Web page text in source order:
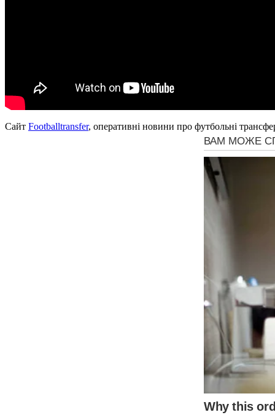
Сайт Footballtransfer, оперативні новини про футбольні